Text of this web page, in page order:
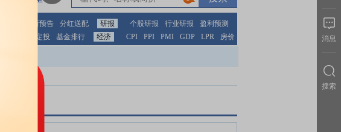
报表 最新预告 分红送配 研报 个股研报 行业研报
盈利预测
基金定投 基金排行 经济 CPI PPI PMI GDP LPR 房价 消息
搜索